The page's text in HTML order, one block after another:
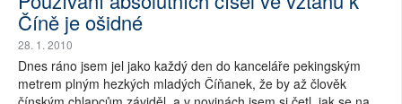
Číně je ošidné
28. 1. 2010
Dnes ráno jsem jel jako každý den do kanceláře pekingským
metrem plným hezkých mladých Číňanek, že by až člověk